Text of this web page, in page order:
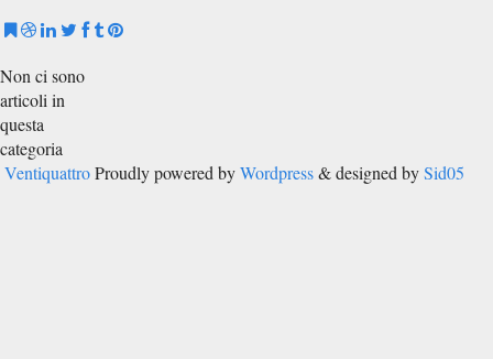
Non ci sono
articoli in
questa
categoria
Ventiquattro Proudly powered byWordpress& designed bySid05